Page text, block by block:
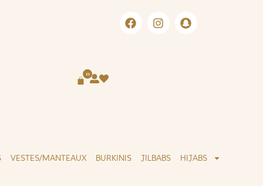
0
VESTES/MANTEAUX BURKINIS JILBABS HIJABS